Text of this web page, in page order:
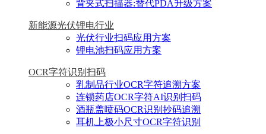
背夹式扫描器:替代PDA升级方案
新能源光伏锂电行业
光伏行业扫码应用方案
锂电池扫码应用方案
OCR字符识别扫码
乳制品行业OCR字符追溯方案
连锁药店OCR字符AI识别扫码
酒瓶盖喷码OCR识别抄码追溯
耳机上极小尺寸OCR字符识别